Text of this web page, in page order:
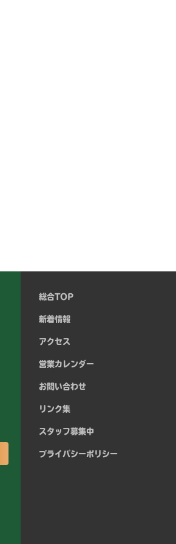
総合TOP
新着情報
アクセス
営業カレンダー
お問い合わせ
リンク集
スタッフ募集中
プライバシーポリシー